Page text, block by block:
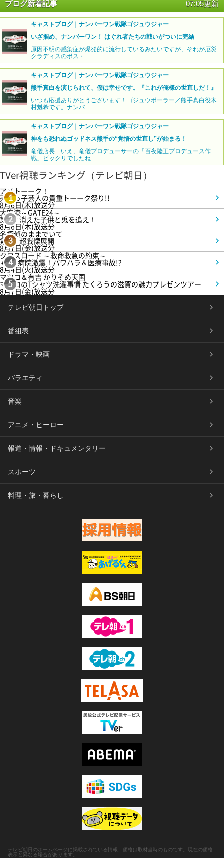
ブログ新着記事 07:05更新
キャストブログ｜ナンバーワン戦隊ゴジュウジャー
いざ掴め、ナンバーワン！ はぐれ者たちの戦いがついに完結
原因不明の感染症が爆発的に流行しているみたいですが、それが厄災
クラディスのボス・
キャストブログ｜ナンバーワン戦隊ゴジュウジャー
熊手真白を演じられて、僕は幸せです。『これが俺様の世直しだ！』
いつも応援ありがとうございます！ゴジュウポーラー／熊手真白役木
村魁希です。ナンバ
キャストブログ｜ナンバーワン戦隊ゴジュウジャー
神をも恐れぬゴッドネス熊手の“覚悟の世直し”が始まる！
竜儀店長…いえ、竜儀プロデューサーの「百夜陸王プロデュース作
戦」ビックリでしたね
TVer視聴ランキング（テレビ朝日）
1
アメトーーク！
売れっ子芸人の貴重トーーク祭り!!
8月6日(木)放送分
2
大空港～GATE24～
第3話 消えた子供と兎を追え！
8月6日(木)放送分
3
名探偵のままでいて
第4話 超戦慄展開
8月7日(金)放送分
4
クロスロード ～救命救急の約束～
＃5 病院激震！パワハラ＆医療事故!?
8月4日(火)放送分
5
マツコ＆有吉 かりそめ天国
マツコのTシャツ洗濯事情 たくろうの滋賀の魅力プレゼンツアー
8月7日(金)放送分
テレビ朝日トップ
番組表
ドラマ・映画
バラエティ
音楽
アニメ・ヒーロー
報道・情報・ドキュメンタリー
スポーツ
料理・旅・暮らし
テレビ朝日のホームページに掲載されている情報、価格は取材当時のものです。現在の価格
表示と異なる場合があります。